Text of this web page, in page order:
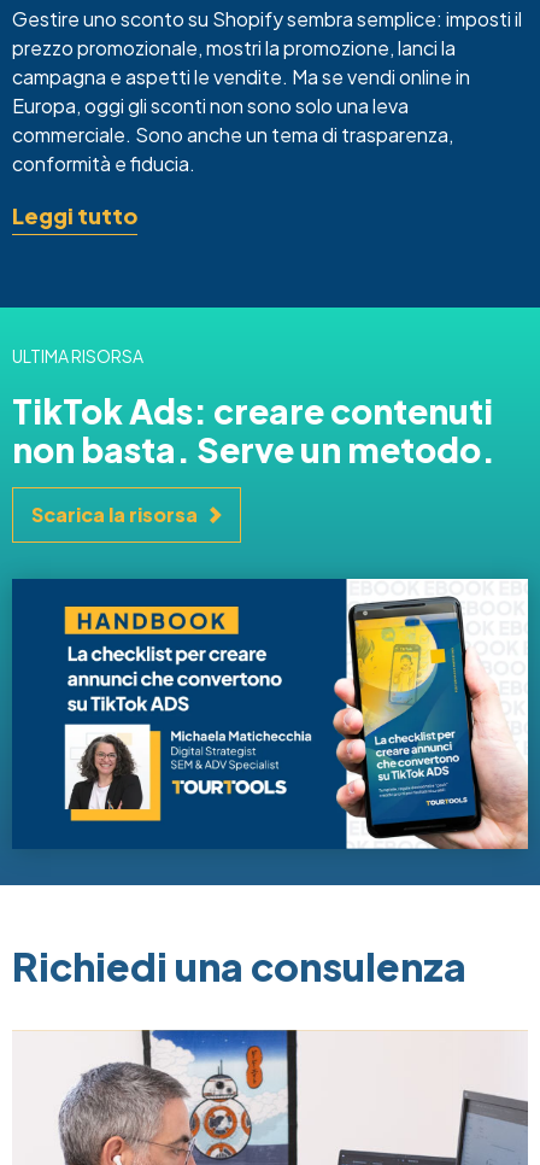
Gestire uno sconto su Shopify sembra semplice: imposti il
prezzo promozionale, mostri la promozione, lanci la
campagna e aspetti le vendite. Ma se vendi online in
Europa, oggi gli sconti non sono solo una leva
commerciale. Sono anche un tema di trasparenza,
conformità e fiducia.
Leggi tutto
ULTIMA RISORSA
TikTok Ads: creare contenuti
non basta. Serve un metodo.
Scarica la risorsa
Richiedi una consulenza